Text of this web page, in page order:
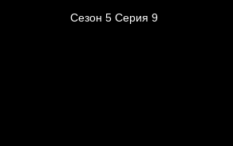
Сезон 5 Серия 9